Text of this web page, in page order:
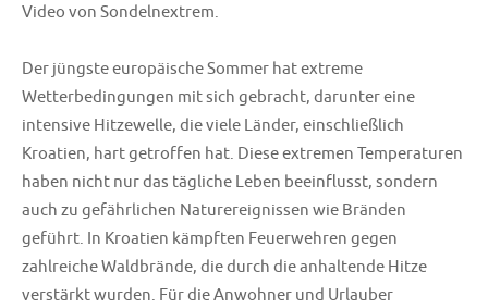
Video von Sondelnextrem.
Der jüngste europäische Sommer hat extreme
Wetterbedingungen mit sich gebracht, darunter eine
intensive Hitzewelle, die viele Länder, einschließlich
Kroatien, hart getroffen hat. Diese extremen Temperaturen
haben nicht nur das tägliche Leben beeinflusst, sondern
auch zu gefährlichen Naturereignissen wie Bränden
geführt. In Kroatien kämpften Feuerwehren gegen
zahlreiche Waldbrände, die durch die anhaltende Hitze
verstärkt wurden. Für die Anwohner und Urlauber